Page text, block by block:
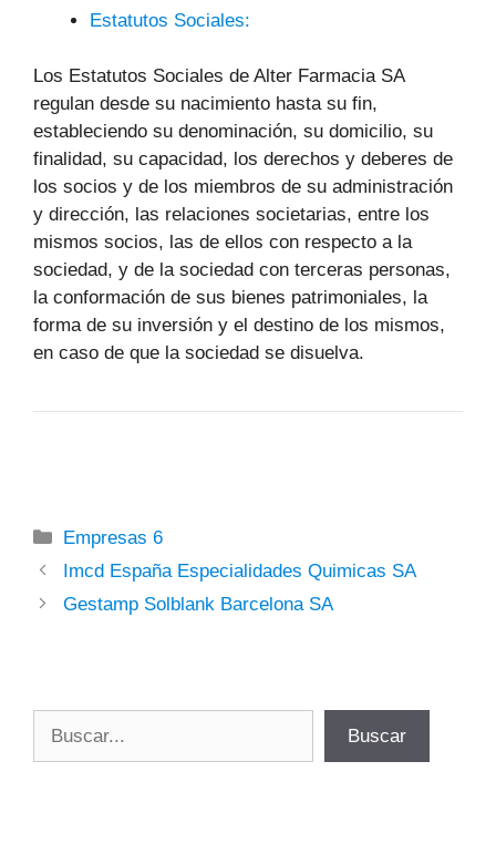
Estatutos Sociales:
Los Estatutos Sociales de Alter Farmacia SA
regulan desde su nacimiento hasta su fin,
estableciendo su denominación, su domicilio, su
finalidad, su capacidad, los derechos y deberes de
los socios y de los miembros de su administración
y dirección, las relaciones societarias, entre los
mismos socios, las de ellos con respecto a la
sociedad, y de la sociedad con terceras personas,
la conformación de sus bienes patrimoniales, la
forma de su inversión y el destino de los mismos,
en caso de que la sociedad se disuelva.
Categorías
Empresas 6
Imcd España Especialidades Quimicas SA
Gestamp Solblank Barcelona SA
Buscar